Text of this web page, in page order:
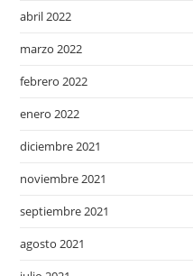
abril 2022
marzo 2022
febrero 2022
enero 2022
diciembre 2021
noviembre 2021
septiembre 2021
agosto 2021